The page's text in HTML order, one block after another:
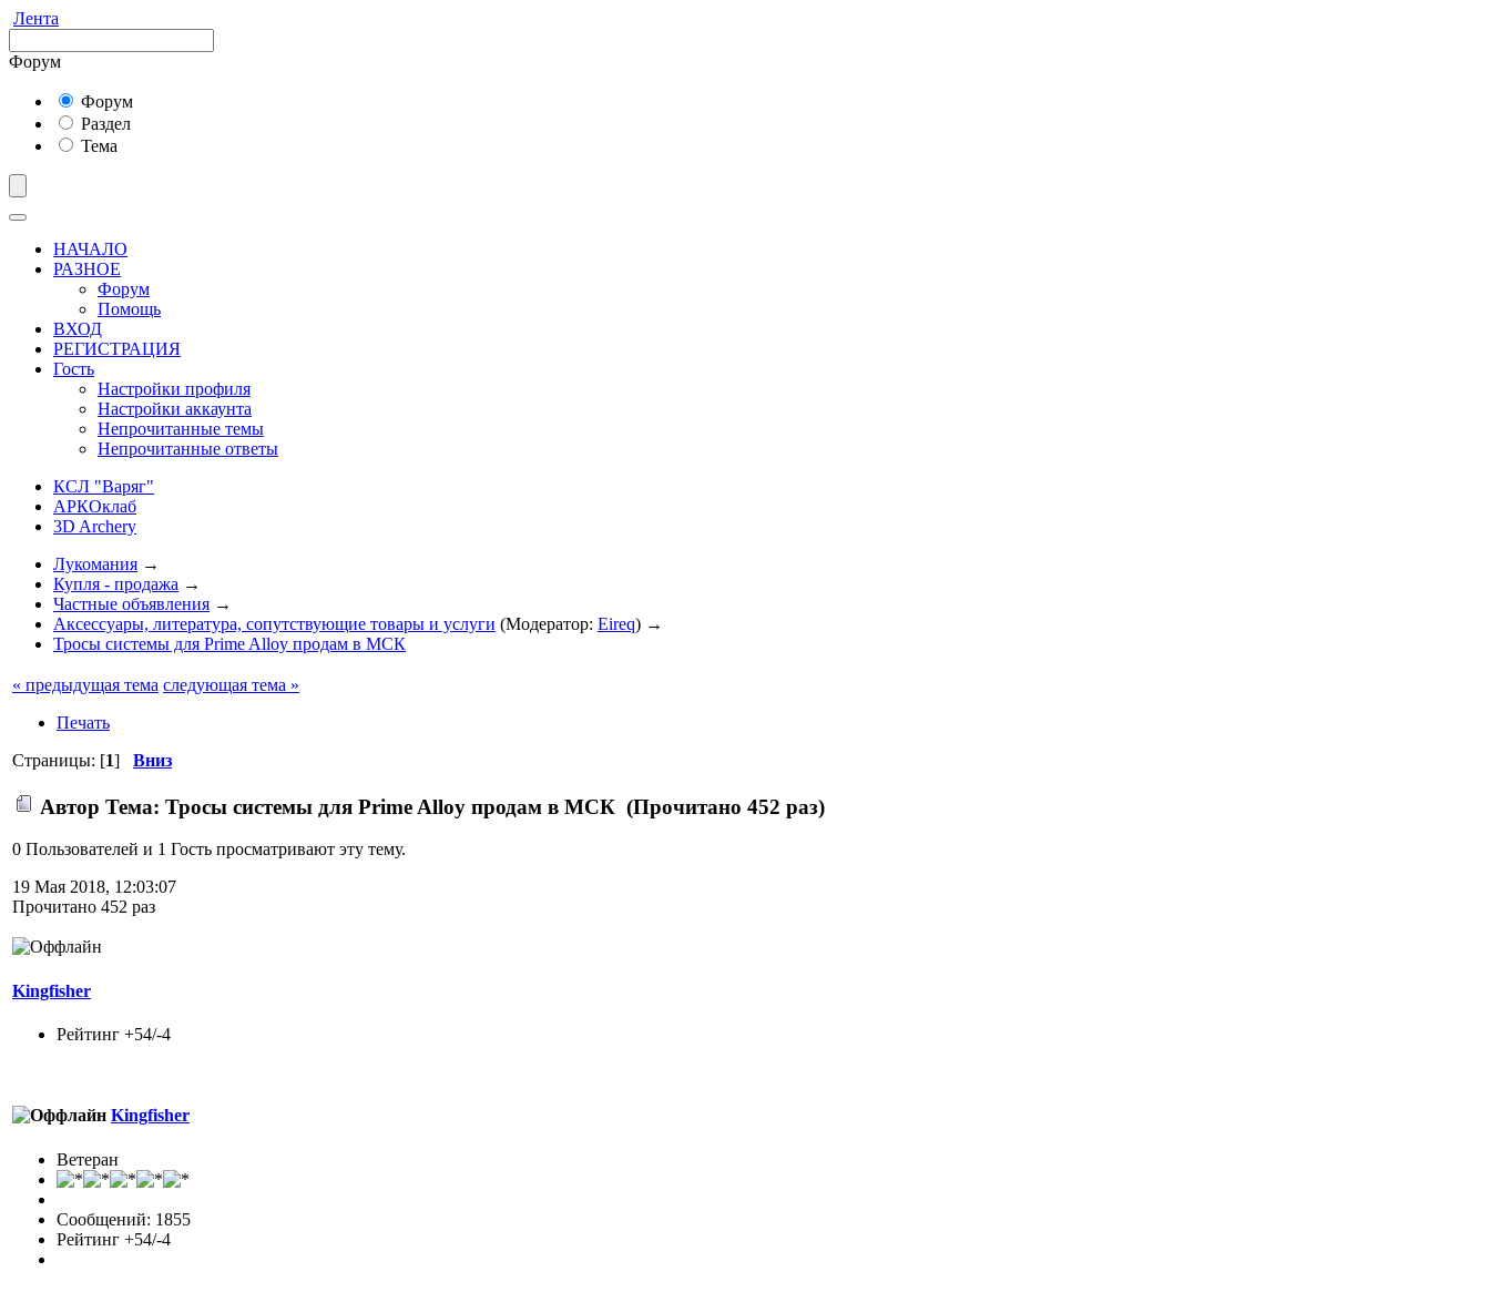
Лента
Форум
Форум
Раздел
Тема
НАЧАЛО
РАЗНОЕ
Форум
Помощь
ВХОД
РЕГИСТРАЦИЯ
Гость
Настройки профиля
Настройки аккаунта
Непрочитанные темы
Непрочитанные ответы
КСЛ "Варяг"
АРКОклаб
3D Archery
Лукомания →
Купля - продажа →
Частные объявления →
Аксессуары, литература, сопутствующие товары и услуги (Модератор: Eireq) →
Тросы системы для Prime Alloy продам в МСК
« предыдущая тема следующая тема »
Печать
Страницы: [1] Вниз
Автор Тема: Тросы системы для Prime Alloy продам в МСК (Прочитано 452 раз)
0 Пользователей и 1 Гость просматривают эту тему.
19 Мая 2018, 12:03:07
Прочитано 452 раз
Kingfisher
Рейтинг +54/-4
Kingfisher
Ветеран
Сообщений: 1855
Рейтинг +54/-4